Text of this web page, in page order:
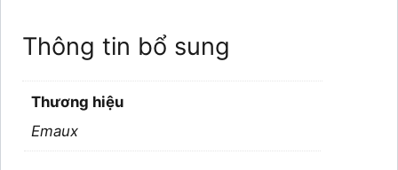
Thông tin bổ sung
Thương hiệu
Emaux